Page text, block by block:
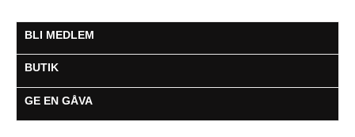
BLI MEDLEM
BUTIK
GE EN GÅVA